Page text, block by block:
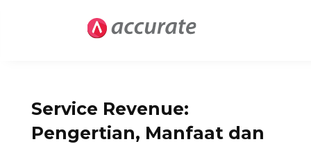
Service Revenue:
Pengertian, Manfaat dan